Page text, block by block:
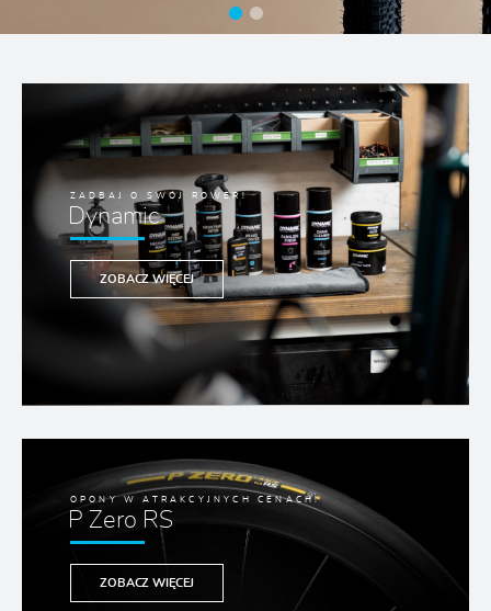
ZADBAJ O SWÓJ ROWER!
Dynamic
ZOBACZ WIĘCEJ
OPONY W ATRAKCYJNYCH CENACH!
P Zero RS
ZOBACZ WIĘCEJ